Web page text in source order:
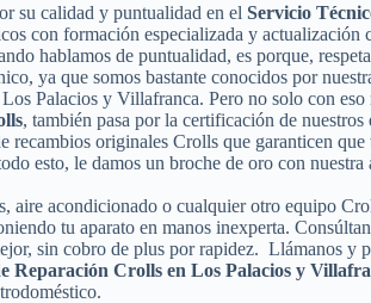
su calidad y puntualidad en el Servicio
con formación especializada y actualización
hablamos de puntualidad, es porque,
ya que somos bastante conocidos por
Palacios y Villafranca. Pero no solo con eso
, también pasa por la certificación de nuestros
originales Crolls que garanticen que
esto, le damos un broche de oro con nuestra
aire acondicionado o cualquier otro equipo
tu aparato en manos inexperta.
sin cobro de plus por rapidez. Llámanos y
Reparación Crolls en Los Palacios y